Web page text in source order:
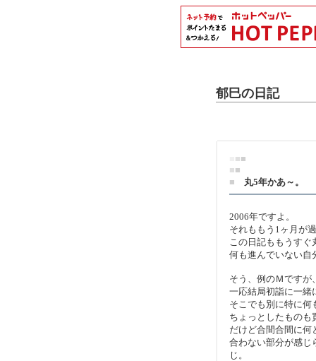
郁巳の日記
■■
■■
■
丸5年かあ～。
2006年ですよ。
それももう1ヶ月が
この日記ももうすぐ
何も進んでいない自
そう、例のＭですが
一応結局初詣に一緒
そこでも別に特に何
ちょっとしたものも
だけど合間合間に何
合わない部分が感じ
じ。